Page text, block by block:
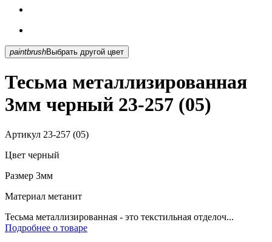
paintbrush Выбрать другой цвет
Тесьма металлизированная
3мм черный 23-257 (05)
Артикул 23-257 (05)
Цвет черный
Размер 3мм
Материал метанит
Тесьма металлизированная - это текстильная отделоч...
Подробнее о товаре